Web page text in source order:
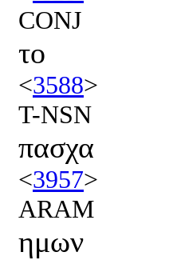
CONJ
το
<3588>
T-NSN
πασχα
<3957>
ARAM
ημων